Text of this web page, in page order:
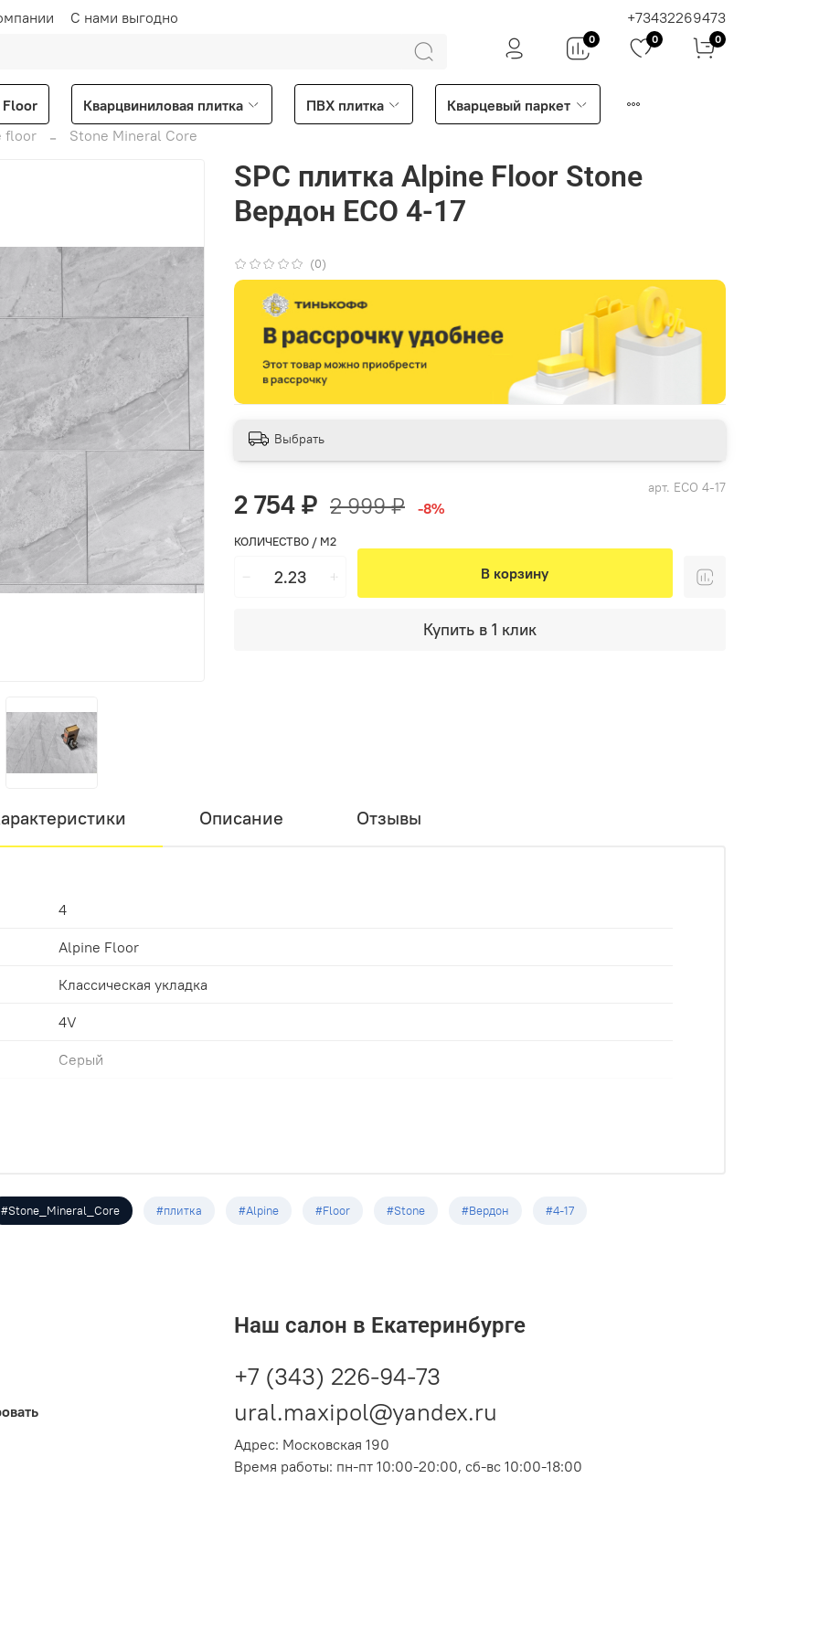
С нами выгодно +73432269473
0 0 0
Floor Кварцвиниловая плитка ПВХ плитка
Кварцевый паркет
floor
Stone Mineral Core
(0)
арт. ЕСО 4-17
SPC плитка Alpine Floor Stone
Вердон ЕСО 4-17
2 754 ₽ 2 999 ₽ -8%
КОЛИЧЕСТВО / М2
В корзину
Купить в 1 клик
Выбрать
Описание Отзывы
4
Alpine Floor
Классическая укладка
4V
Серый
609.6х304.8х4.0мм
#Stone_Mineral_Core #плитка #Alpine #Floor #Stone #Вердон #4-17
Наш салон в Екатеринбурге
+7 (343) 226-94-73
ural.maxipol@yandex.ru
Адрес: Московская 190
Время работы: пн-пт 10:00-20:00, сб-вс 10:00-18:00